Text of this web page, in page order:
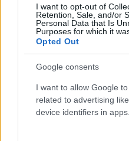
I want to opt-out of
Retention, Sale, and/or
Personal Data that Is
Purposes for which it
Opted Out
Google consents
I want to allow Google
related to advertising
device identifiers in apps.
Antinfortunistica
Calzature
Abbigliamento
Guanti
Sicurezza, Protezione
Abbigliamento alta
Prodotti chimici